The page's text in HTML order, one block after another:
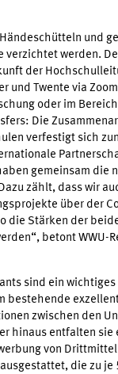
und
verzichtet werden.
der
und Twente via
oder im
Die
verfestigt sich
gemeinsam die
zählt, dass wir
über der
die Stärken der
betont WWU-
sind ein wichtiges
bestehende
zwischen den
hinaus entfalten sie
von
die zu je